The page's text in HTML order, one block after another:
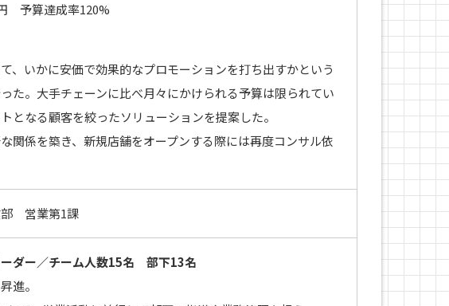
予算達成率120%
、いかに安価で効果的なプロモーションを打ち出すかという
た。大手チェーンに比べ月々にかけられる予算は限られてい
となる顧客を絞ったソリューションを提案した。
関係を築き、新規店舗をオープンする際には再度コンサル依
営業第1課
ダー／チーム人数15名 部下13名
進。